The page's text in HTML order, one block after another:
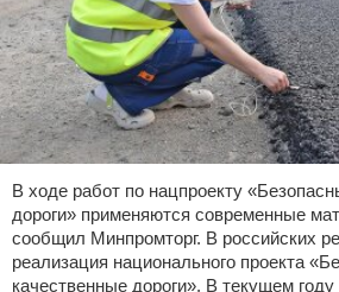
В ходе работ по нацпроекту
дороги» применяются современные
сообщил Минпромторг. В российских
реализация национального проекта
качественные дороги». В текущем году